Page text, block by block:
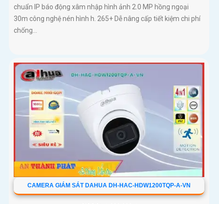
chuẩn IP báo động xâm nhập hình ảnh 2.0 MP hồng ngoại
30m công nghệ nén hình h. 265+ Dễ nâng cấp tiết kiệm chi phí
chống...
CAMERA GIÁM SÁT DAHUA DH-HAC-HDW1200TQP-A-VN